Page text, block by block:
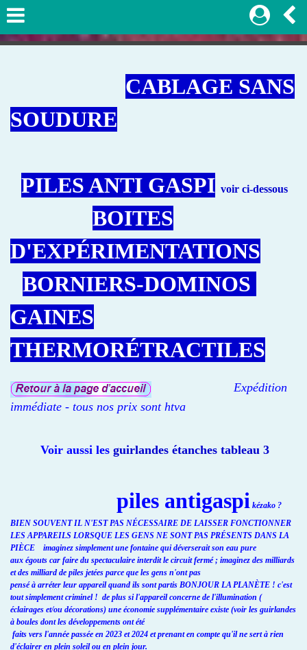
CABLAGE SANS
SOUDURE
PILES ANTI GASPI voir ci-dessous
BOITES
D'EXPÉRIMENTATIONS
BORNIERS-DOMINOS
GAINES
THERMORÉTRACTILES
Expédition
immédiate - tous nos prix sont htva
Voir aussi les guirlandes étanches tableau 3
piles antigaspi kézako ?
BIEN SOUVENT IL N'EST PAS NÉCESSAIRE DE LAISSER FONCTIONNER
LES APPAREILS LORSQUE LES GENS NE SONT PAS PRÉSENTS DANS LA
PIÈCE imaginez simplement une fontaine qui déverserait son eau pure
aux égouts car faire du spectaculaire interdit le circuit fermé ; imaginez des milliards
et des milliard de piles jetées parce que les gens n'ont pas
pensé à arréter leur appareil quand ils sont partis BONJOUR LA PLANÈTE ! c'est
tout simplement criminel ! de plus si l'appareil concerne de l'illumination (
éclairages et/ou décorations) une économie supplémentaire existe (voir les guirlandes
à boules dont les développements ont été
faits vers l'année passée en 2023 et 2024 et prenant en compte qu'il ne sert à rien
d'éclairer en plein soleil ou en plein jour.